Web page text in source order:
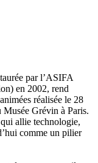
par l’ASIFA
en 2002, rend
réalisée le 28
Grévin à Paris.
allie technologie,
comme un pilier